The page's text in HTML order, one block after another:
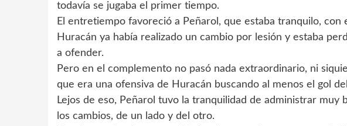
todavía se jugaba el primer tiempo.
El entretiempo favoreció a Peñarol, que estaba tranquilo,
Huracán ya había realizado un cambio por lesión y estaba
a ofender.
Pero en el complemento no pasó nada extraordinario, ni
que era una ofensiva de Huracán buscando al menos el gol
Lejos de eso, Peñarol tuvo la tranquilidad de administrar muy
los cambios, de un lado y del otro.